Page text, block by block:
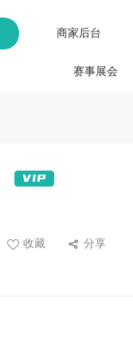
商家后台
赛事展会
收藏 分享